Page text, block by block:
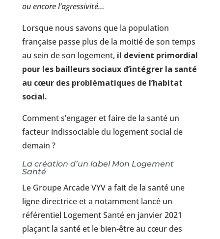
ou encore l’agressivité…
Lorsque nous savons que la population
française passe plus de la moitié de son temps
au sein de son logement, il devient primordial
pour les bailleurs sociaux d’intégrer la santé
au cœur des problématiques de l’habitat
social.
Comment s’engager et faire de la santé un
facteur indissociable du logement social de
demain ?
La création d’un label Mon Logement
Santé
Le Groupe Arcade VYV a fait de la santé une
ligne directrice et a notamment lancé un
référentiel Logement Santé en janvier 2021
plaçant la santé et le bien-être au cœur des